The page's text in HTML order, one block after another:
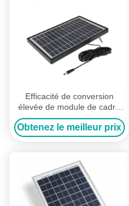
Efficacité de conversion
élevée de module de cadre
en métal de noir de pile
solaire de panneau solaire
de 5 watts
Obtenez le meilleur prix